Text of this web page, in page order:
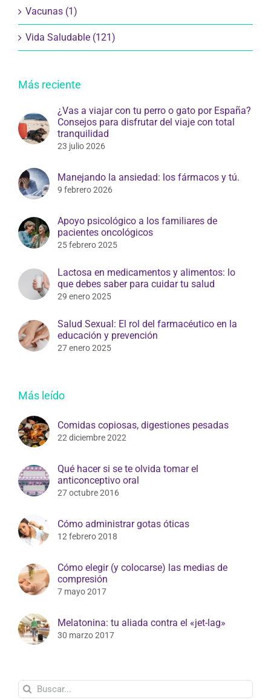
Vacunas (1)
Vida Saludable (121)
Más reciente
¿Vas a viajar con tu perro o gato por España?
Consejos para disfrutar del viaje con total
tranquilidad
23 julio 2026
Manejando la ansiedad: los fármacos y tú.
9 febrero 2026
Apoyo psicológico a los familiares de
pacientes oncológicos
25 febrero 2025
Lactosa en medicamentos y alimentos: lo
que debes saber para cuidar tu salud
29 enero 2025
Salud Sexual: El rol del farmacéutico en la
educación y prevención
27 enero 2025
Más leído
Comidas copiosas, digestiones pesadas
22 diciembre 2022
Qué hacer si se te olvida tomar el
anticonceptivo oral
27 octubre 2016
Cómo administrar gotas óticas
12 febrero 2018
Cómo elegir (y colocarse) las medias de
compresión
7 mayo 2017
Melatonina: tu aliada contra el «jet-lag»
30 marzo 2017
Buscar: